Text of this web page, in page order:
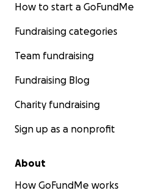
How to start a GoFundMe
Fundraising categories
Team fundraising
Fundraising Blog
Charity fundraising
Sign up as a nonprofit
About
How GoFundMe works